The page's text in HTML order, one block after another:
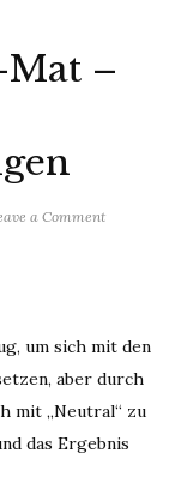
–
a Commenton
–
und
seine
um sich mit den
aber durch
mit „Neutral“ zu
das Ergebnis